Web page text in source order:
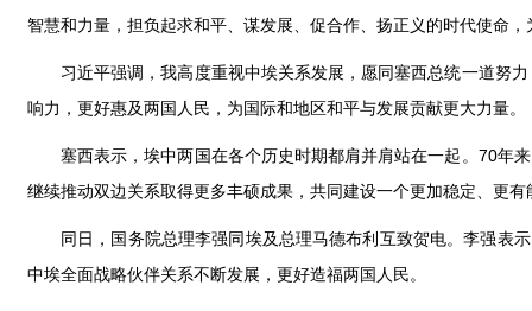
智慧和力量，担负起求和平、谋发展、促合作、扬正义的时代使命
习近平强调，我高度重视中埃关系发展，愿同塞西总统一道努
响力，更好惠及两国人民，为国际和地区和平与发展贡献更大力量。
塞西表示，埃中两国在各个历史时期都肩并肩站在一起。70年
继续推动双边关系取得更多丰硕成果，共同建设一个更加稳定、更
同日，国务院总理李强同埃及总理马德布利互致贺电。李强表
中埃全面战略伙伴关系不断发展，更好造福两国人民。